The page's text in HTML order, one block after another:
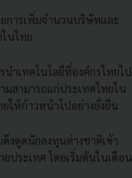
การเพิ่มจำนวนบริษัทและ
นไทย
นำเทคโนโลยีที่องค์กรไทยไป
สามารถแก่ประเทศไทยใน
ให้ก้าวหน้าไปอย่างยั่งยืน
งดูดนักลงทุนต่างชาติเข้า
ประเทศ โดยเริ่มต้นในเดือน